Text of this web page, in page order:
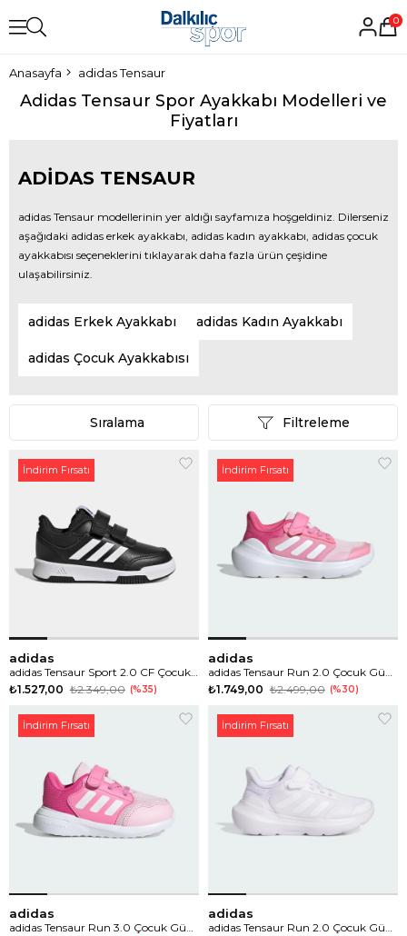
0
Anasayfa adidas Tensaur
Adidas Tensaur Spor Ayakkabı Modelleri ve
Fiyatları
ADIDAS TENSAUR
adidas Tensaur modellerinin yer aldığı sayfamıza hoşgeldiniz. Dilerseniz
aşağıdaki adidas erkek ayakkabı, adidas kadın ayakkabı, adidas çocuk
ayakkabısı seçeneklerini tıklayarak daha fazla ürün çeşidine
ulaşabilirsiniz.
adidas Erkek Ayakkabı adidas Kadın Ayakkabı
adidas Çocuk Ayakkabısı
Filtreleme
Sıralama
adidas
₺1.527,00 ₺2.349,00 %35
İndirim Fırsatı
adidas
₺1.749,00 ₺2.499,00 %30
İndirim Fırsatı
adidas
İndirim Fırsatı
adidas
İndirim Fırsatı